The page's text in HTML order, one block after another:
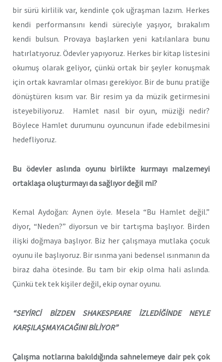
bir sürü kirlilik var, kendinle çok uğraşman lazım. Herkes
kendi performansını kendi süreciyle yaşıyor, bırakalım
kendi bulsun. Provaya başlarken yeni katılanlara bunu
hatırlatıyoruz. Ödevler yapıyoruz. Herkes bir kitap listesini
okumuş olarak geliyor, çünkü ortak bir şeyler konuşmak
için ortak kavramlar olması gerekiyor. Bir de bunu pratiğe
dönüştüren kısım var. Bir resim ya da müzik getirmesini
isteyebiliyoruz. Hamlet nasıl bir oyun, müziği nedir?
Böylece Hamlet durumunu oyuncunun ifade edebilmesini
hedefliyoruz.
Bu ödevler aslında oyunu birlikte kurmayı malzemeyi
ortaklaşa oluşturmayı da sağlıyor değil mi?
Kemal Aydoğan: Aynen öyle. Mesela “Bu Hamlet değil.”
diyor, “Neden?” diyorsun ve bir tartışma başlıyor. Birden
ilişki doğmaya başlıyor. Biz her çalışmaya mutlaka çocuk
oyunu ile başlıyoruz. Bir ısınma yani bedensel ısınmanın da
biraz daha ötesinde. Bu tam bir ekip olma hali aslında.
Çünkü tek tek kişiler değil, ekip oynar oyunu.
“SEYİRCİ BİZDEN SHAKESPEARE İZLEDİĞİNDE NEYLE
KARŞILAŞMAYACAĞINI BİLİYOR”
Çalışma notlarına bakıldığında sahnelemeye dair pek çok